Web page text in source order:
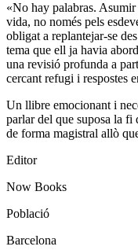
«No hay palabras.
vida, no només pels
obligat a replantejar-se
tema que ell ja havia
una revisió profunda a
cercant refugi i respostes
Un llibre emocionant i
parlar del que suposa la fi
de forma magistral allò
Editor
Now Books
Població
Barcelona